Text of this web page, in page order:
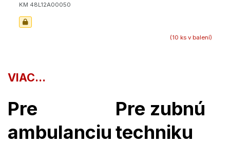
KM 48L12A00050
(10 ks v balení)
VIAC...
Pre
ambulanciu
Pre zubnú
techniku